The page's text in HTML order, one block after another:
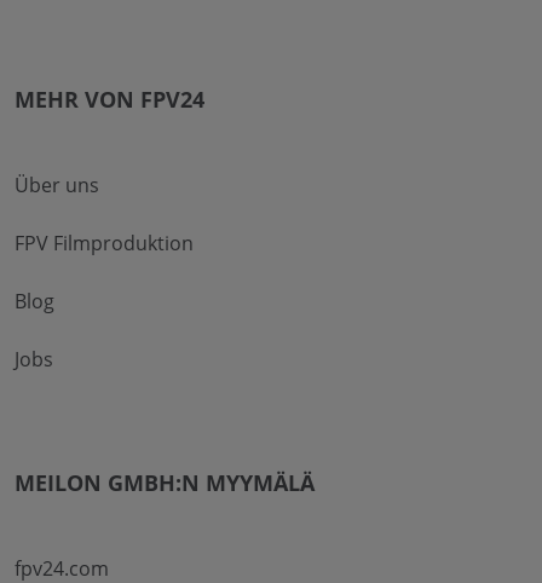
MEHR VON FPV24
Über uns
FPV Filmproduktion
Blog
Jobs
MEILON GMBH:N MYYMÄLÄ
fpv24.com